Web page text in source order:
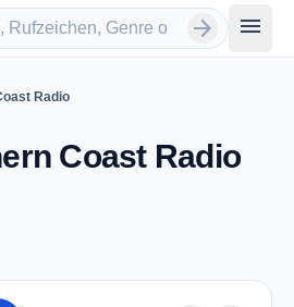
arrow_forward menu
Radio
Coast Radio